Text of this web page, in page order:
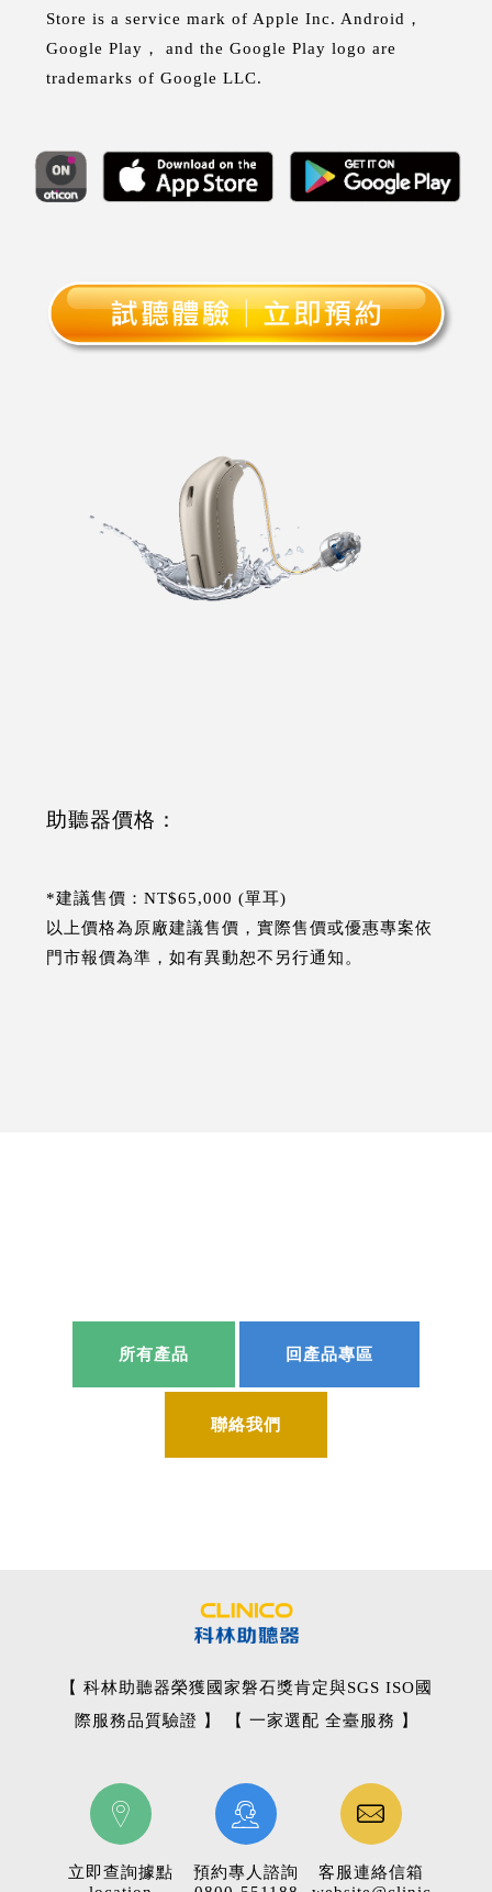
Store is a service mark of Apple Inc. Android，
Google Play， and the Google Play logo are
trademarks of Google LLC.
助聽器價格：
*建議售價：NT$65,000 (單耳)
以上價格為原廠建議售價，實際售價或優惠專案依
門市報價為準，如有異動恕不另行通知。
所有產品 回產品專區
聯絡我們
【 科林助聽器榮獲國家磐石獎肯定與SGS ISO國
際服務品質驗證 】 【 一家選配 全臺服務 】
立即查詢據點
預約專人諮詢
客服連絡信箱